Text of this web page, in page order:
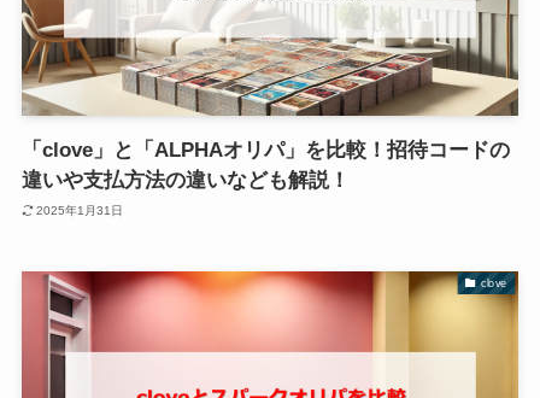
「clove」と「ALPHAオリパ」を比較！招待コードの
違いや支払方法の違いなども解説！
2025年1月31日
clove